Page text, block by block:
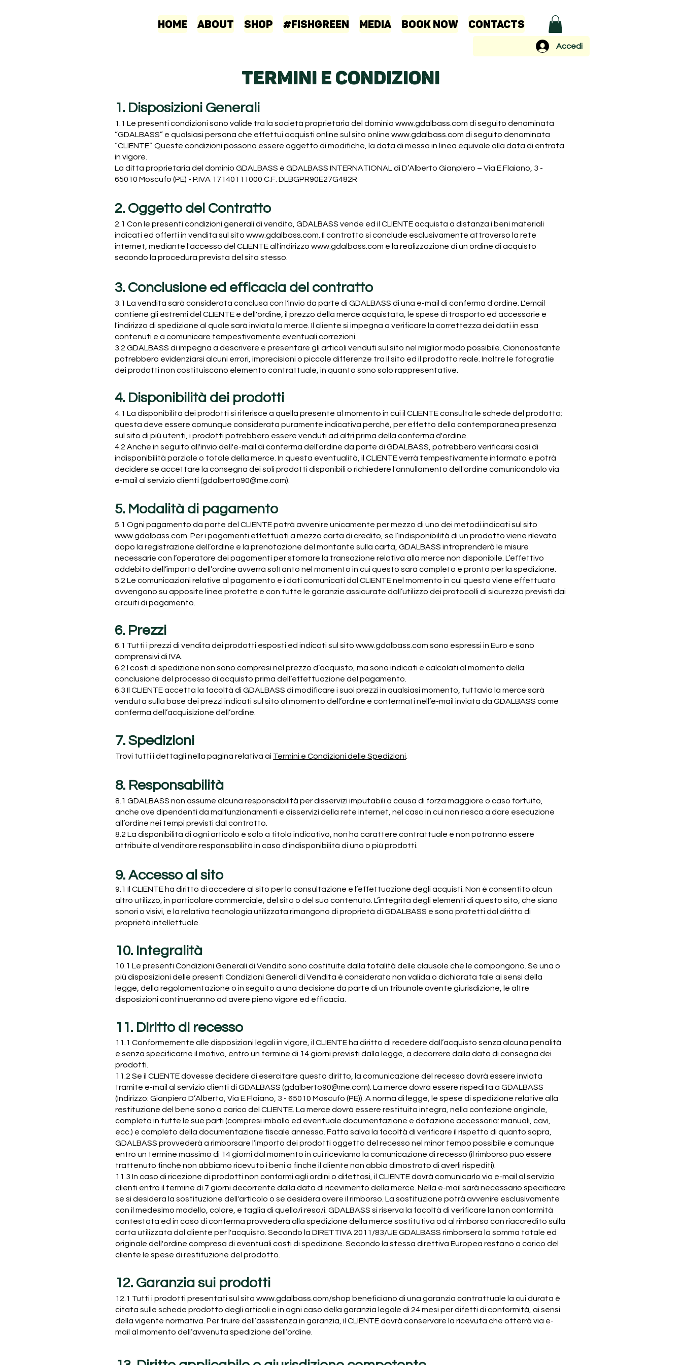
Home About Shop #FISHGREEN Media Book Now Contacts
Accedi
TERMINI E CONDIZIONI
1. Disposizioni Generali
1.1 Le presenti condizioni sono valide tra la società proprietaria del dominio www.gdalbass.com di seguito denominata
“GDALBASS” e qualsiasi persona che effettui acquisti online sul sito online www.gdalbass.com di seguito denominata
“CLIENTE”. Queste condizioni possono essere oggetto di modifiche, la data di messa in linea equivale alla data di entrata
in vigore.
La ditta proprietaria del dominio GDALBASS è GDALBASS INTERNATIONAL di D’Alberto Gianpiero – Via E.Flaiano, 3 -
65010 Moscufo (PE) - P.IVA 17140111000 C.F. DLBGPR90E27G482R
2. Oggetto del Contratto
2.1 Con le presenti condizioni generali di vendita, GDALBASS vende ed il CLIENTE acquista a distanza i beni materiali
indicati ed offerti in vendita sul sito www.gdalbass.com . Il contratto si conclude esclusivamente attraverso la rete
internet, mediante l'accesso del CLIENTE all'indirizzo www.gdalbass.com e la realizzazione di un ordine di acquisto
secondo la procedura prevista del sito stesso.
3. Conclusione ed efficacia del contratto
3.1 La vendita sarà considerata conclusa con l'invio da parte di GDALBASS di una e-mail di conferma d'ordine. L'email
contiene gli estremi del CLIENTE e dell'ordine, il prezzo della merce acquistata, le spese di trasporto ed accessorie e
l'indirizzo di spedizione al quale sarà inviata la merce. Il cliente si impegna a verificare la correttezza dei dati in essa
contenuti e a comunicare tempestivamente eventuali correzioni.
3.2 GDALBASS di impegna a descrivere e presentare gli articoli venduti sul sito nel miglior modo possibile. Ciononostante
potrebbero evidenziarsi alcuni errori, imprecisioni o piccole differenze tra il sito ed il prodotto reale. Inoltre le fotografie
dei prodotti non costituiscono elemento contrattuale, in quanto sono solo rappresentative.
4. Disponibilità dei prodotti
4.1 La disponibilità dei prodotti si riferisce a quella presente al momento in cui il CLIENTE consulta le schede del prodotto;
questa deve essere comunque considerata puramente indicativa perché, per effetto della contemporanea presenza
sul sito di più utenti, i prodotti potrebbero essere venduti ad altri prima della conferma d'ordine.
4.2 Anche in seguito all'invio dell'e-mail di conferma dell'ordine da parte di GDALBASS, potrebbero verificarsi casi di
indisponibilità parziale o totale della merce. In questa eventualità, il CLIENTE verrà tempestivamente informato e potrà
decidere se accettare la consegna dei soli prodotti disponibili o richiedere l'annullamento dell'ordine comunicandolo via
e-mail al servizio clienti (gdalberto90@me.com).
5. Modalità di pagamento
5.1 Ogni pagamento da parte del CLIENTE potrà avvenire unicamente per mezzo di uno dei metodi indicati sul sito
www.gdalbass.com . Per i pagamenti effettuati a mezzo carta di credito, se l’indisponibilità di un prodotto viene rilevata
dopo la registrazione dell’ordine e la prenotazione del montante sulla carta, GDALBASS intraprenderà le misure
necessarie con l’operatore dei pagamenti per stornare la transazione relativa alla merce non disponibile. L’effettivo
addebito dell’importo dell’ordine avverrà soltanto nel momento in cui questo sarà completo e pronto per la spedizione.
5.2 Le comunicazioni relative al pagamento e i dati comunicati dal CLIENTE nel momento in cui questo viene effettuato
avvengono su apposite linee protette e con tutte le garanzie assicurate dall’utilizzo dei protocolli di sicurezza previsti dai
circuiti di pagamento.
6. Prezzi
6.1 Tutti i prezzi di vendita dei prodotti esposti ed indicati sul sito www.gdalbass.com sono espressi in Euro e sono
comprensivi di IVA.
6.2 I costi di spedizione non sono compresi nel prezzo d’acquisto, ma sono indicati e calcolati al momento della
conclusione del processo di acquisto prima dell’effettuazione del pagamento.
6.3 Il CLIENTE accetta la facoltà di GDALBASS di modificare i suoi prezzi in qualsiasi momento, tuttavia la merce sarà
venduta sulla base dei prezzi indicati sul sito al momento dell’ordine e confermati nell’e-mail inviata da GDALBASS come
conferma dell’acquisizione dell’ordine.
7. Spedizioni
Trovi tutti i dettagli nella pagina relativa ai Termini e Condizioni delle Spedizioni
8. Responsabilità
8.1 GDALBASS non assume alcuna responsabilità per disservizi imputabili a causa di forza maggiore o caso fortuito,
anche ove dipendenti da malfunzionamenti e disservizi della rete internet, nel caso in cui non riesca a dare esecuzione
all’ordine nei tempi previsti dal contratto.
8.2 La disponibilità di ogni articolo è solo a titolo indicativo, non ha carattere contrattuale e non potranno essere
attribuite al venditore responsabilità in caso d'indisponibilità di uno o più prodotti.
9.1 Il CLIENTE ha diritto di accedere al sito per la consultazione e l’effettuazione degli acquisti. Non è consentito alcun
altro utilizzo, in particolare commerciale, del sito o del suo contenuto. L’integrità degli elementi di questo sito, che siano
sonori o visivi, e la relativa tecnologia utilizzata rimangono di proprietà di GDALBASS e sono protetti dal diritto di
proprietà intellettuale.
9. Accesso al sito
10. Integralità
10.1 Le presenti Condizioni Generali di Vendita sono costituite dalla totalità delle clausole che le compongono. Se una o
più disposizioni delle presenti Condizioni Generali di Vendita è considerata non valida o dichiarata tale ai sensi della
legge, della regolamentazione o in seguito a una decisione da parte di un tribunale avente giurisdizione, le altre
disposizioni continueranno ad avere pieno vigore ed efficacia.
11. Diritto di recesso
11.1 Conformemente alle disposizioni legali in vigore, il CLIENTE ha diritto di recedere dall’acquisto senza alcuna penalità
e senza specificarne il motivo, entro un termine di 14 giorni previsti dalla legge, a decorrere dalla data di consegna dei
prodotti.
11.2 Se il CLIENTE dovesse decidere di esercitare questo diritto, la comunicazione del recesso dovrà essere inviata
tramite e-mail al servizio clienti di GDALBASS (gdalberto90@me.com). La merce dovrà essere rispedita a GDALBASS
(Indirizzo: Gianpiero D’Alberto, Via E.Flaiano, 3 - 65010 Moscufo (PE)). A norma di legge, le spese di spedizione relative alla
restituzione del bene sono a carico del CLIENTE. La merce dovrà essere restituita integra, nella confezione originale,
completa in tutte le sue parti (compresi imballo ed eventuale documentazione e dotazione accessoria: manuali, cavi,
ecc.) e completo della documentazione fiscale annessa. Fatta salva la facoltà di verificare il rispetto di quanto sopra,
GDALBASS provvederà a rimborsare l’importo dei prodotti oggetto del recesso nel minor tempo possibile e comunque
entro un termine massimo di 14 giorni dal momento in cui riceviamo la comunicazione di recesso (il rimborso può essere
trattenuto finché non abbiamo ricevuto i beni o finché il cliente non abbia dimostrato di averli rispediti).
11.3 In caso di ricezione di prodotti non conformi agli ordini o difettosi, il CLIENTE dovrà comunicarlo via e-mail al servizio
clienti entro il termine di 7 giorni decorrente dalla data di ricevimento della merce. Nella e-mail sarà necessario specificare
se si desidera la sostituzione dell'articolo o se desidera avere il rimborso. La sostituzione potrà avvenire esclusivamente
con il medesimo modello, colore, e taglia di quello/i reso/i. GDALBASS si riserva la facoltà di verificare la non conformità
contestata ed in caso di conferma provvederà alla spedizione della merce sostitutiva od al rimborso con riaccredito sulla
carta utilizzata dal cliente per l'acquisto. Secondo la DIRETTIVA 2011/83/UE GDALBASS rimborserà la somma totale ed
originale dell'ordine compresa di eventuali costi di spedizione. Secondo la stessa direttiva Europea restano a carico del
cliente le spese di restituzione del prodotto.
12. Garanzia sui prodotti
12.1 Tutti i prodotti presentati sul sito www.gdalbass.com/shop beneficiano di una garanzia contrattuale la cui durata è
citata sulle schede prodotto degli articoli e in ogni caso della garanzia legale di 24 mesi per difetti di conformità, ai sensi
della vigente normativa. Per fruire dell’assistenza in garanzia, il CLIENTE dovrà conservare la ricevuta che otterrà via e-
mail al momento dell’avvenuta spedizione dell’ordine.